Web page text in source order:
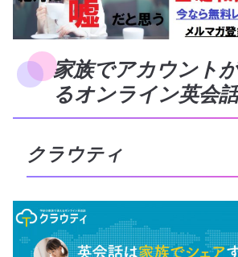
家族でアカウント
るオンライン英会
クラウティ